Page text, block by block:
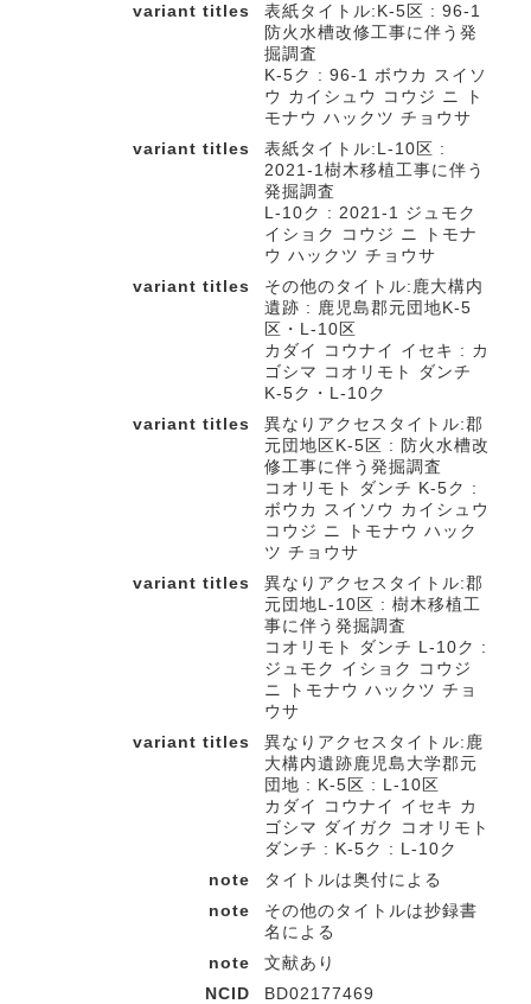
variant titles
表紙タイトル:K-5区 : 96-1
防火水槽改修工事に伴う発
掘調査
K-5ク : 96-1 ボウカ スイソ
ウ カイシュウ コウジ ニ ト
モナウ ハックツ チョウサ
variant titles
表紙タイトル:L-10区 :
2021-1樹木移植工事に伴う
発掘調査
L-10ク : 2021-1 ジュモク
イショク コウジ ニ トモナ
ウ ハックツ チョウサ
variant titles
その他のタイトル:鹿大構内
遺跡 : 鹿児島郡元団地K-5
区・L-10区
カダイ コウナイ イセキ : カ
ゴシマ コオリモト ダンチ
K-5ク・L-10ク
variant titles
異なりアクセスタイトル:郡
元団地区K-5区 : 防火水槽改
修工事に伴う発掘調査
コオリモト ダンチ K-5ク :
ボウカ スイソウ カイシュウ
コウジ ニ トモナウ ハック
ツ チョウサ
variant titles
異なりアクセスタイトル:郡
元団地L-10区 : 樹木移植工
事に伴う発掘調査
コオリモト ダンチ L-10ク :
ジュモク イショク コウジ
ニ トモナウ ハックツ チョ
ウサ
variant titles
異なりアクセスタイトル:鹿
大構内遺跡鹿児島大学郡元
団地 : K-5区 : L-10区
カダイ コウナイ イセキ カ
ゴシマ ダイガク コオリモト
ダンチ : K-5ク : L-10ク
note
タイトルは奥付による
note
その他のタイトルは抄録書
名による
note
文献あり
NCID
BD02177469